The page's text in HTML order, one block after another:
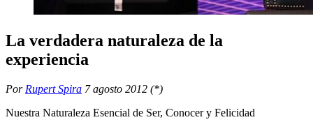
La verdadera naturaleza de la
experiencia
Por Rupert Spira 7 agosto 2012 (*)
Nuestra Naturaleza Esencial de Ser, Conocer y Felicidad